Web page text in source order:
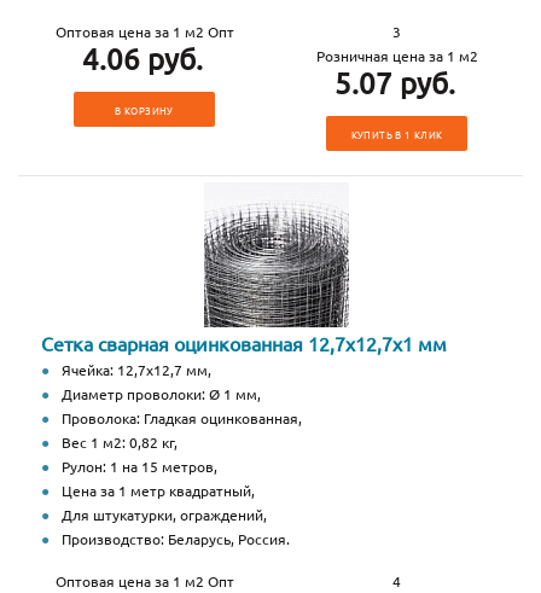
Оптовая цена за 1 м2 Опт
4.06 руб.
В КОРЗИНУ
3
Розничная цена за 1 м2
5.07 руб.
КУПИТЬ В 1 КЛИК
Сетка сварная оцинкованная 12,7х12,7х1 мм
Ячейка: 12,7х12,7 мм,
Диаметр проволоки: Ø 1 мм,
Проволока: Гладкая оцинкованная,
Вес 1 м2: 0,82 кг,
Рулон: 1 на 15 метров,
Цена за 1 метр квадратный,
Для штукатурки, ограждений,
Производство: Беларусь, Россия.
Оптовая цена за 1 м2 Опт
4